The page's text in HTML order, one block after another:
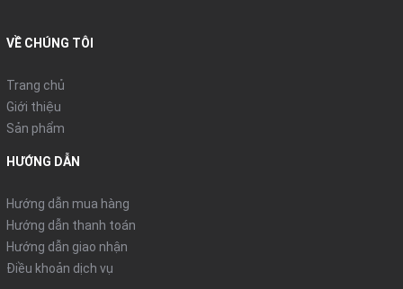
VỀ CHÚNG TÔI
Trang chủ
Giới thiệu
Sản phẩm
HƯỚNG DẪN
Hướng dẫn mua hàng
Hướng dẫn thanh toán
Hướng dẫn giao nhận
Điều khoản dịch vụ